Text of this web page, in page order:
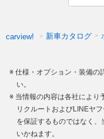
carview! 新車カタログ
仕様・オプション・装備の
い。
当情報の内容は各社により
リクルートおよびLINEヤ
を保証するものではなく
いかねます。